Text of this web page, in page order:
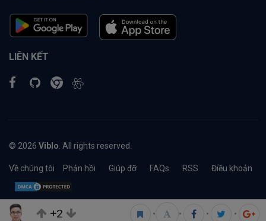
+2 • • • •
LIÊN KẾT
© 2026 Viblo . All rights reserved.
Về chúng tôi Phản hồi Giúp đỡ FAQs RSS Điều khoản